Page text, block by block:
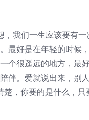
我们一生应该要有一
最好是在年轻的时候
个很遥远的地方，最
伴。爱就说出来，别
楚，你要的是什么，只